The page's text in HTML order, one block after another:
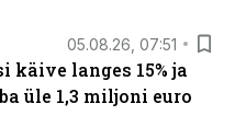
05.08.26, 07:51
käive langes 15% ja
üle 1,3 miljoni euro